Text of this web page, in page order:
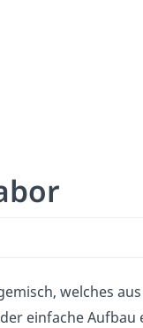
welches aus
einfache